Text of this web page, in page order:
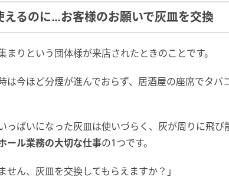
えるのに…お客様のお願いで灰皿を交換
まりという団体様が来店されたときのことです。
は今ほど分煙が進んでおらず、居酒屋の座席でタ
っぱいになった灰皿は使いづらく、灰が周りに飛び
ール業務の大切な仕事の1つです。
せん、灰皿を交換してもらえますか？」